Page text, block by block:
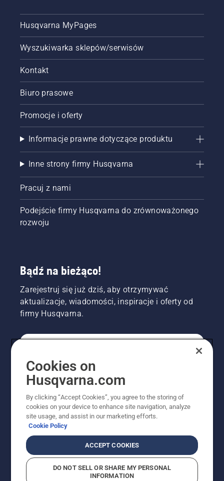
Husqvarna MyPages
Wyszukiwarka sklepów/serwisów
Kontakt
Biuro prasowe
Promocje i oferty
Informacje prawne dotyczące produktu
Inne strony firmy Husqvarna
Pracuj z nami
Podejście firmy Husqvarna do zrównoważonego
rozwoju
Bądź na bieżąco!
Zarejestruj się już dziś, aby otrzymywać
aktualizacje, wiadomości, inspiracje i oferty od
firmy Husqvarna.
PROFESJONALISTA
Cookies on
Husqvarna.com
By clicking “Accept Cookies”, you agree to the storing of
cookies on your device to enhance site navigation, analyze
site usage, and assist in our marketing efforts.
Cookie Policy
ACCEPT COOKIES
DO NOT SELL OR SHARE MY PERSONAL
INFORMATION